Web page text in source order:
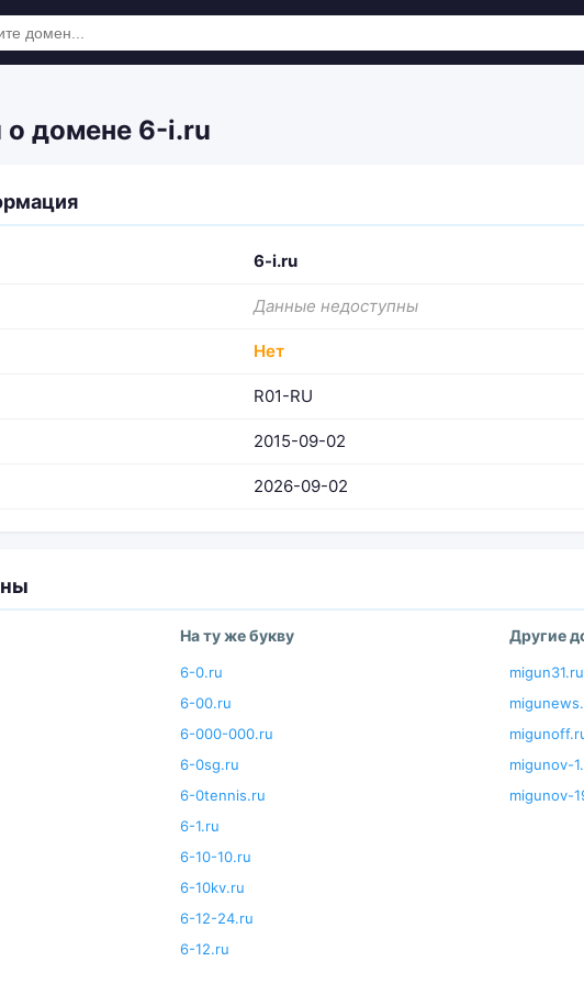
домене 6-i.ru
6-i.ru
Данные недоступны
Нет
R01-RU
2015-09-02
2026-09-02
На ту же букву
6-0.ru
6-00.ru
6-000-000.ru
6-0sg.ru
6-0tennis.ru
6-1.ru
6-10-10.ru
6-10kv.ru
6-12-24.ru
6-12.ru
Другие
migun31.ru
migunov-
migunov-